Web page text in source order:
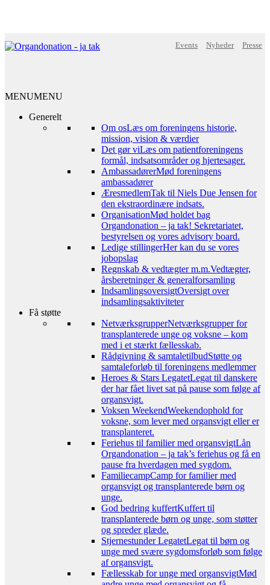
Events Nyheder Presse
MENUMENU
Generelt
Om osLæs om foreningens historie,
mission, vision & værdier
Det gør viLæs om patientforeningens
formål, indsatsområder og hjertesager.
AmbassadørerMød foreningens
ambassadører
ÆresmedlemTak til Niels Due Jensen for
den ekstraordinære indsats.
OrganisationMød holdet bag
Organdonation – ja tak! Sekretariatet,
bestyrelsen og vores advisory board.
Ledige stillingerHer kan du se vores
jobopslag
Regnskab & vedtægter m.m.Vedtægter,
årsberetninger & generalforsamling
IndsamlingsoversigtOversigt over
indsamlingsaktiviteter
Få støtte
NetværksgrupperNetværksgrupper for
transplanterede unge og voksne – kom
med i et stærkt fællesskab.
Rådgivning & samtaletilbudStøtte og
samtaleforløb til foreningens medlemmer
Heroes & Stars LegatetLegat til danskere
der har fået livet sat på pause som følge af
organsvigt.
Voksen WeekendWeekendophold for
voksne, som lever med organsvigt eller er
transplanteret.
Feriehus til familier med organsvigtLån
Organdonation – ja tak’s feriehus og få en
pause fra hverdagen med sygdom.
FamiliecampCamp for familier med
organsvigt og transplanterede børn og
unge.
God bedring kuffertKuffert til
transplanterede børn og unge, som støtter
og spreder glæde.
Stjernestunder LegatetLegat til børn og
unge med svære sygdomsforløb som følge
af organsvigt.
Fællesskab for unge med organsvigtMød